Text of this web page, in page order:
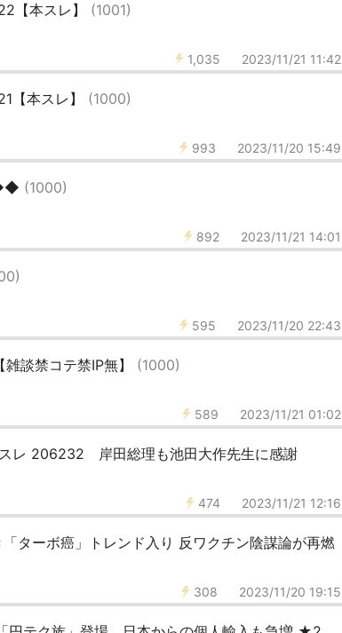
【本スレ】 (1001)
1,035 2023/11/21 11:42
【本スレ】 (1000)
993 2023/11/20 15:49
(1000)
892 2023/11/21 14:01
595 2023/11/20 22:43
談禁コテ禁IP無】 (1000)
589 2023/11/21 01:02
レ 206232 岸田総理も池田大作先生に感謝
474 2023/11/21 12:16
「ターボ癌」トレンド入り 反ワクチン陰謀論が再燃
308 2023/11/20 19:15